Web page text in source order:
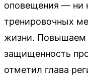
оповещения — ни
тренировочных
жизни. Повышаем
защищенность
отметил глава